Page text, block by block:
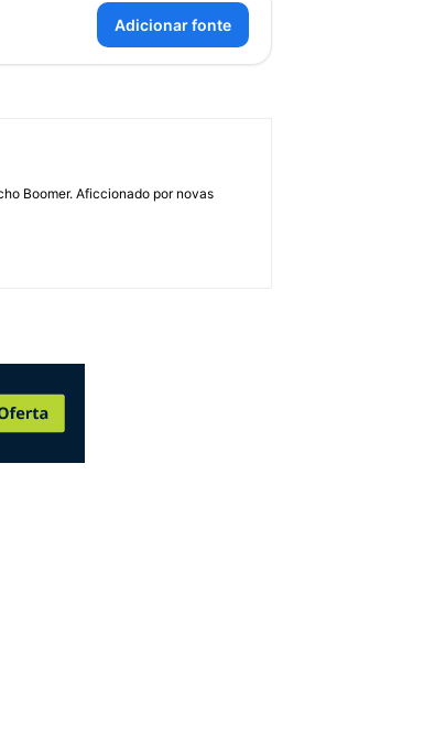
Adicionar fonte
Boomer. Aficcionado por novas